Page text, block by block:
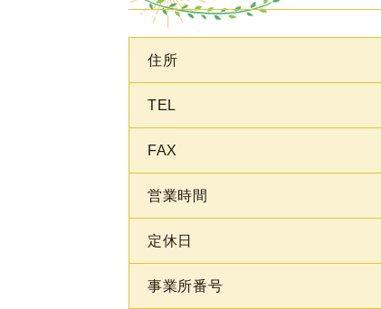
住所
TEL
FAX
営業時間
定休日
事業所番号